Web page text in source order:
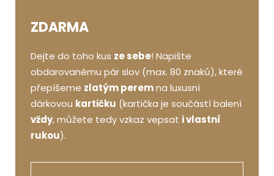
ZDARMA
Dejte do toho kus ze sebe! Napište
obdarovanému pár slov (max. 80 znaků), které
přepíšeme zlatým peremna luxusní
dárkovou kartičku (kartička je součástí balení
vždy, můžete tedy vzkaz vepsat i vlastní
rukou).